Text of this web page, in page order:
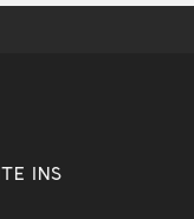
INS